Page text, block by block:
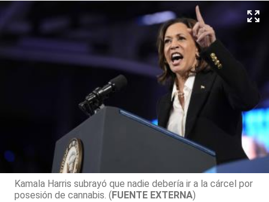
Kamala Harris subrayó que nadie debería ir a la cárcel por
posesión de cannabis. (FUENTE EXTERNA)